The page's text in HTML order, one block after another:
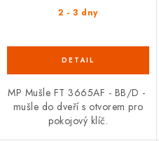
2 - 3 dny
MP Mušle FT 3665AF - BB/D -
mušle do dveří s otvorem pro
pokojový klíč.